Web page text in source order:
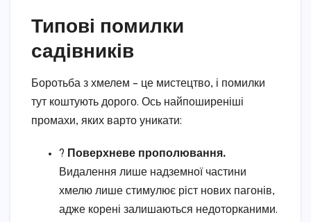
Типові помилки
садівників
Боротьба з хмелем – це мистецтво, і помилки
тут коштують дорого. Ось найпоширеніші
промахи, яких варто уникати:
? Поверхневе прополювання.
Видалення лише надземної частини
хмелю лише стимулює ріст нових пагонів,
адже корені залишаються недоторканими.